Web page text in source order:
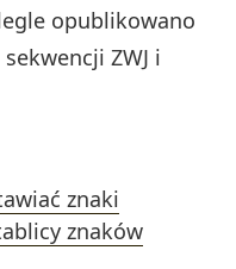
opublikowano
ZWJ i
znaki
znaków